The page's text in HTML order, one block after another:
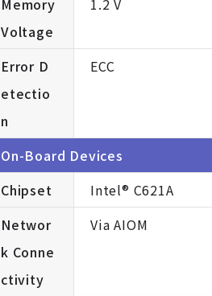
Memory
Voltage
1.2 V
Error D
etectio
n
ECC
On-Board Devices
Chipset
Intel® C621A
Networ
k Conne
ctivity
Via AIOM